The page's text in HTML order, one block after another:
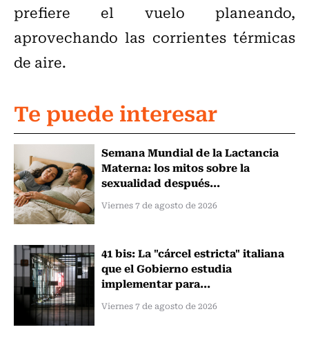
prefiere el vuelo planeando,
aprovechando las corrientes térmicas
de aire.
Te puede interesar
Semana Mundial de la Lactancia
Materna: los mitos sobre la
sexualidad después...
Viernes 7 de agosto de 2026
41 bis: La "cárcel estricta" italiana
que el Gobierno estudia
implementar para...
Viernes 7 de agosto de 2026